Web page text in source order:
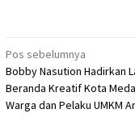
Navigasi
pos
Pos sebelumnya
Bobby Nasution Hadirkan
Beranda Kreatif Kota
Warga dan Pelaku UMKM